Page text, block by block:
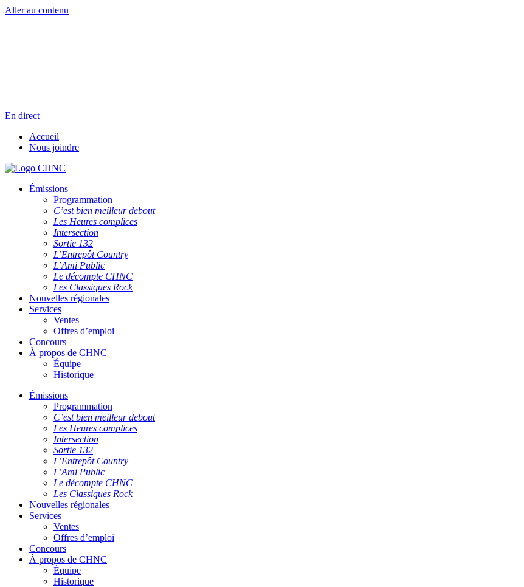
Aller au contenu
En direct
Accueil
Nous joindre
Émissions
Programmation
C’est bien meilleur debout
Les Heures complices
Intersection
Sortie 132
L’Entrepôt Country
L’Ami Public
Le décompte CHNC
Les Classiques Rock
Nouvelles régionales
Services
Ventes
Offres d’emploi
Concours
À propos de CHNC
Équipe
Historique
Émissions
Programmation
C’est bien meilleur debout
Les Heures complices
Intersection
Sortie 132
L’Entrepôt Country
L’Ami Public
Le décompte CHNC
Les Classiques Rock
Nouvelles régionales
Services
Ventes
Offres d’emploi
Concours
À propos de CHNC
Équipe
Historique